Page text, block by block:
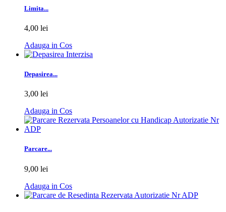
Limita...
4,00 lei
Adauga in Cos
Depasirea...
3,00 lei
Adauga in Cos
Parcare...
9,00 lei
Adauga in Cos